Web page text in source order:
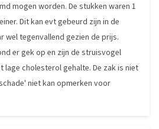
mogen worden. De stukken waren 1
Dit kan evt gebeurd zijn in de
tegenvallend gezien de prijs.
er gek op en zijn de struisvogel
cholesterol gehalte. De zak is niet
niet kan opmerken voor